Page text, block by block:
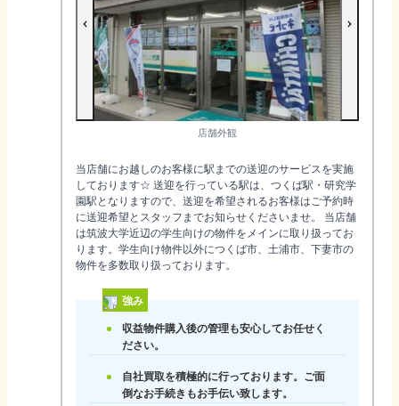
店舗外観
当店舗にお越しのお客様に駅までの送迎のサービスを実施
しております☆ 送迎を行っている駅は、つくば駅・研究学
園駅となりますので、送迎を希望されるお客様はご予約時
に送迎希望とスタッフまでお知らせくださいませ。 当店舗
は筑波大学近辺の学生向けの物件をメインに取り扱ってお
ります。学生向け物件以外につくば市、土浦市、下妻市の
物件を多数取り扱っております。
強み
収益物件購入後の管理も安心してお任せく
ださい。
自社買取を積極的に行っております。ご面
倒なお手続きもお手伝い致します。